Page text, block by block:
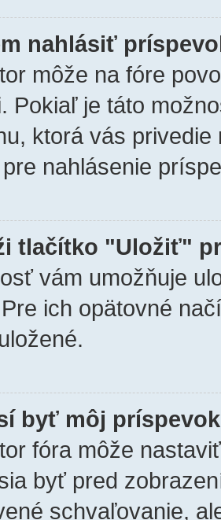
nahlásiť
môže na fóre
Pokiaľ je táto
ktorá vás
nahlásenie
tlačítko "Uložiť"
vám umožňuje
ich opätovné
byť môj
fóra môže
byť pred
schvaľovanie,